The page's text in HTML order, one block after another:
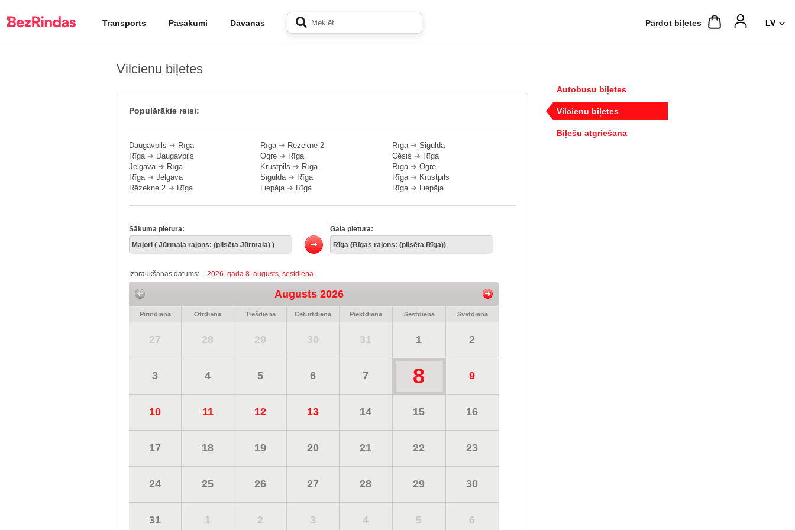
Transports Pasākumi Dāvanas Pārdot biļetes
Vilcienu biļetes
Populārākie reisi:
Daugavpils ➔ Rīga
Rīga➔ Daugavpils
Jelgava➔ Rīga
Rīga➔ Jelgava
Rēzekne 2 ➔ Rīga
Rīga➔ Rēzekne 2
Ogre ➔ Rīga
Krustpils ➔ Rīga
Sigulda➔ Rīga
Liepāja➔ Rīga
Rīga➔ Sigulda
Cēsis ➔ Rīga
Rīga➔ Ogre
Rīga➔ Krustpils
Rīga➔ Liepāja
Sākuma pietura: Gala pietura:
Izbraukšanas datums: 2026. gada 8. augusts, sestdiena
Augusts 2026
Pirmdiena Otrdiena Trešdiena Ceturtdiena Piektdiena Sestdiena Svētdiena
27 28 29 30 31 1 2
3 4 5 6 7 8 9
10 11 12 13 14 15 16
17 18 19 20 21 22 23
24 25 26 27 28 29 30
31 1 2 3 4 5 6
Autobusu biļetes
Vilcienu biļetes
Biļešu atgriešana